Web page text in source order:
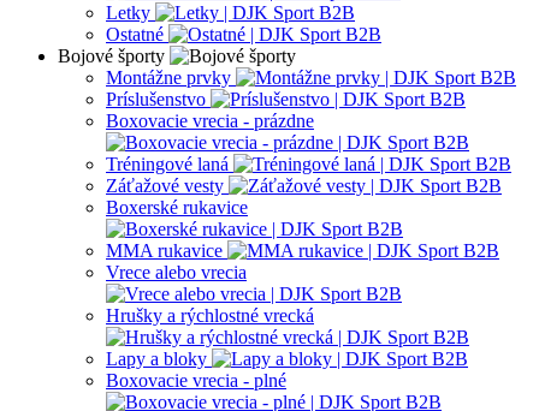
Letky
Ostatné
Bojové športy
Montážne prvky
Príslušenstvo
Boxovacie vrecia - prázdne
Tréningové laná
Záťažové vesty
Boxerské rukavice
MMA rukavice
Vrece alebo vrecia
Hrušky a rýchlostné vrecká
Lapy a bloky
Boxovacie vrecia - plné